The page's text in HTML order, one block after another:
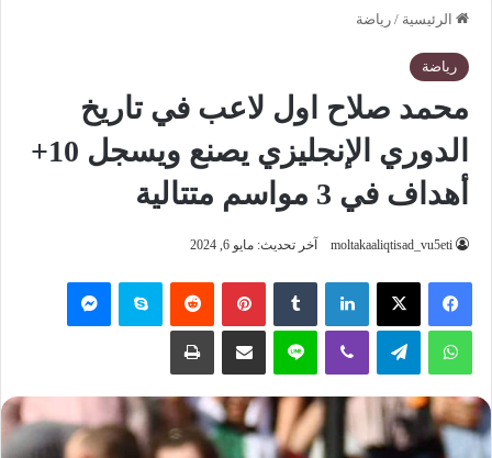
الرئيسية / رياضة
رياضة
محمد صلاح اول لاعب في تاريخ
الدوري الإنجليزي يصنع ويسجل 10+
أهداف في 3 مواسم متتالية
moltakaaliqtisad_vu5eti آخر تحديث: مايو 6, 2024
فيسبوك ‫X لينكدإن بينتيريست سكايب
واتساب تيلقرام لاين